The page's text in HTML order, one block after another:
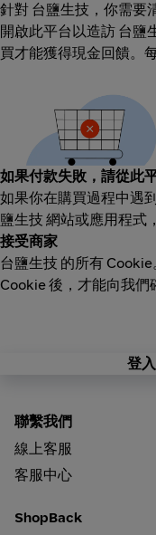
針對 台鹽生技，你需要
開啟此平台以造訪 台鹽
買才能獲得現金回饋。
如果付款失敗，請從此
如果你在購買過程中遇
鹽生技 網站或應用程式
接受商家
台鹽生技 的所有
Cookie 後，才能向我們
登
聯繫我們
線上客服
客服中心
ShopBack